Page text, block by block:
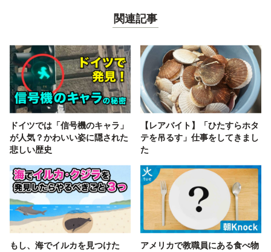
関連記事
ドイツでは「信号機のキャラ」
が人気？かわいい姿に隠された
悲しい歴史
【レアバイト】「ひたすらホタ
テを吊るす」仕事をしてきまし
た
もし、海でイルカを見つけた
アメリカで教職員にある食べ物